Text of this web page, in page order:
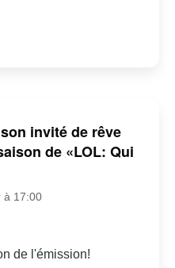
invité de rêve
de «LOL: Qui
à 17:00
de l'émission!